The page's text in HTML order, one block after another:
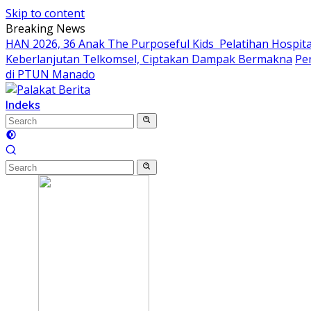
Skip to content
Breaking News
HAN 2026, 36 Anak The Purposeful Kids Pelatihan
Keberlanjutan Telkomsel, Ciptakan Dampak Bermakna
di PTUN Manado
Indeks